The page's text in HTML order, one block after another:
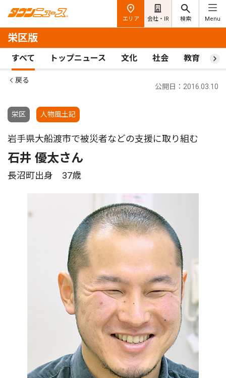
エリア 会社・IR 検索 Menu
栄区版
すべて トップニュース 文化 社会 教育 ス
戻る
栄区 人物風土記
公開日：2016.03.10
岩手県大船渡市で被災者などの支援に取り組む
石井 優太さん
長沼町出身 37歳